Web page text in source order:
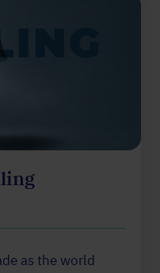
as the world